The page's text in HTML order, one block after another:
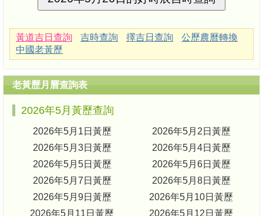
黃道吉日查詢 吉時查詢 擇吉日查詢
公歷農曆轉換
中國老黃歷
老黃歷月曆查詢表
2026年5月黃歷查詢
2026年5月1日黃歷
2026年5月2日黃歷
2026年5月3日黃歷
2026年5月4日黃歷
2026年5月5日黃歷
2026年5月6日黃歷
2026年5月7日黃歷
2026年5月8日黃歷
2026年5月9日黃歷
2026年5月10日黃歷
2026年5月11日黃歷
2026年5月12日黃歷